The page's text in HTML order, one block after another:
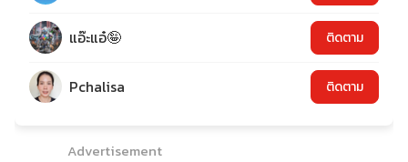
แอ๊ะแอ๋🤪 ติดตาม
Pchalisa ติดตาม
Advertisement